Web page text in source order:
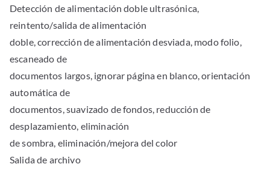
Detección de alimentación doble ultrasónica,
reintento/salida de alimentación
doble, corrección de alimentación desviada, modo folio,
escaneado de
documentos largos, ignorar página en blanco, orientación
automática de
documentos, suavizado de fondos, reducción de
desplazamiento, eliminación
de sombra, eliminación/mejora del color
Salida de archivo